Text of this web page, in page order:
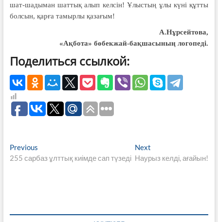
шат-шадыман шаттық алып келсін! Ұлыстың ұлы күні құтты
болсын, қарға тамырлы қазағым!
А.Нұрсейтова,
«Ақбота» бөбекжай-бақшасының логопеді.
Поделиться ссылкой:
Навигация
по
PreviousPrevious
post:
255 сарбаз ұлттық киімде сап түзеді
Next
post:
Наурыз келді, ағайын!